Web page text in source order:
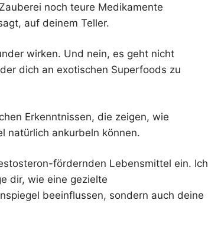
noch teure Medikamente
auf deinem Teller.
wirken. Und nein, es geht nicht
dich an exotischen Superfoods zu
Erkenntnissen, die zeigen, wie
natürlich ankurbeln können.
fördernden Lebensmittel ein. Ich
dir, wie eine gezielte
beeinflussen, sondern auch deine